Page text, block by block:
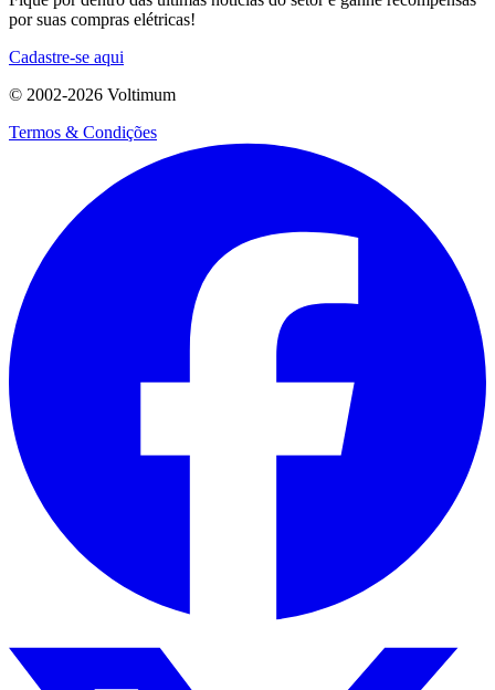
por suas compras elétricas!
Cadastre-se aqui
© 2002-2026 Voltimum
Termos & Condições